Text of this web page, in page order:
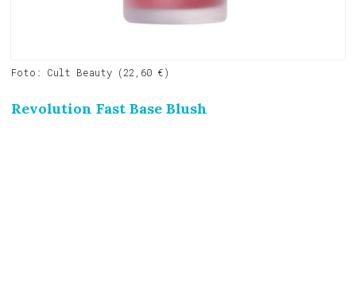
Foto: Cult Beauty (22,60 €)
Revolution Fast Base Blush